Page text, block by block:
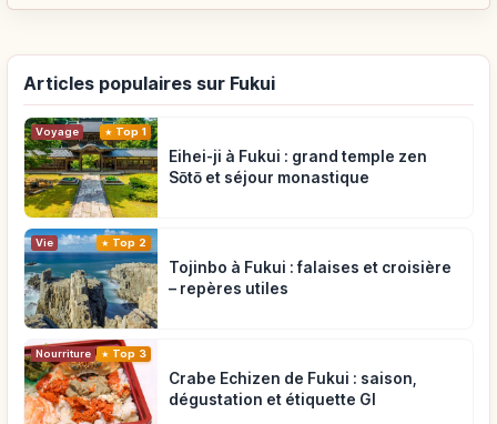
Articles populaires sur Fukui
Voyage Top 1
Eihei-ji à Fukui : grand temple zen
Sōtō et séjour monastique
Vie Top 2
Tojinbo à Fukui : falaises et croisière
– repères utiles
Nourriture Top 3
Crabe Echizen de Fukui : saison,
dégustation et étiquette GI